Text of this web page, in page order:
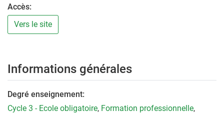
Accès:
Vers le site
Informations générales
Degré enseignement:
Cycle 3 - Ecole obligatoire, Formation professionnelle,